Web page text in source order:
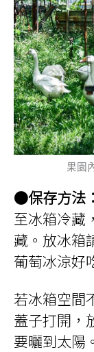
果園
●保存方法：
至冰箱冷藏
藏。放冰箱
葡萄冰涼好
若冰箱空間
蓋子打開，
要曬到太陽